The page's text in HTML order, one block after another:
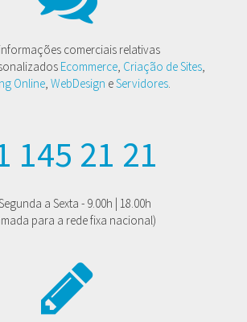
comerciais relativas
Ecommerce, Criação de Sites,
Online, WebDesign eServidores.
145 21 21
a Sexta - 9.00h | 18.00h
para a rede fixa nacional)